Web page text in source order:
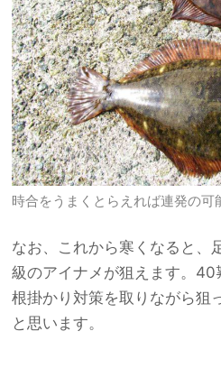
時合をうまくとらえれば連発の可
なお、これから寒くなると、
級のアイナメが狙えます。40
根掛かり対策を取りながら狙
と思います。